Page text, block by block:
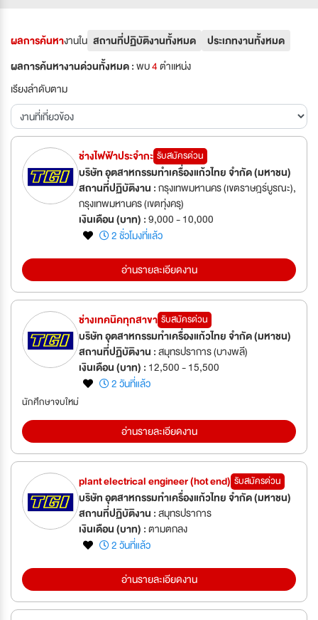
ผลการค้นหางานใน สถานที่ปฏิบัติงานทั้งหมด
ประเภทงานทั้งหมด
ผลการค้นหางานด่วนทั้งหมด :พบ4ตำเเหน่ง
เรียงลำดับตาม
ช่างไฟฟ้าประจำกะ รับสมัครด่วน
บริษัท อุตสาหกรรมทำเครื่องแก้วไทย จำกัด (มหาชน)
สถานที่ปฏิบัติงาน :กรุงเทพมหานคร (เขตราษฎร์บูรณะ),
กรุงเทพมหานคร (เขตทุ่งครุ)
เงินเดือน (บาท) :9,000 - 10,000
2 ชั่วโมงที่แล้ว
อ่านรายละเอียดงาน
ช่างเทคนิคทุกสาขา รับสมัครด่วน
บริษัท อุตสาหกรรมทำเครื่องแก้วไทย จำกัด (มหาชน)
สถานที่ปฏิบัติงาน :สมุทรปราการ (บางพลี)
เงินเดือน (บาท) : 12,500 - 15,500
2 วันที่แล้ว
นักศึกษาจบใหม่
อ่านรายละเอียดงาน
plant electrical engineer (hot end) รับสมัครด่วน
บริษัท อุตสาหกรรมทำเครื่องแก้วไทย จำกัด (มหาชน)
สถานที่ปฏิบัติงาน :สมุทรปราการ
เงินเดือน (บาท) :ตามตกลง
2 วันที่แล้ว
อ่านรายละเอียดงาน